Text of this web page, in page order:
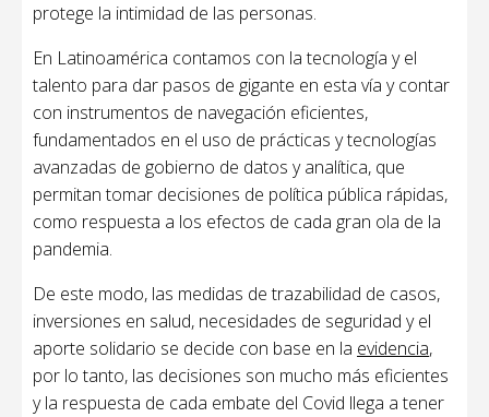
protege la intimidad de las personas.
En Latinoamérica contamos con la tecnología y el
talento para dar pasos de gigante en esta vía y contar
con instrumentos de navegación eficientes,
fundamentados en el uso de prácticas y tecnologías
avanzadas de gobierno de datos y analítica, que
permitan tomar decisiones de política pública rápidas,
como respuesta a los efectos de cada gran ola de la
pandemia.
De este modo, las medidas de trazabilidad de casos,
inversiones en salud, necesidades de seguridad y el
aporte solidario se decide con base en la evidencia,
por lo tanto, las decisiones son mucho más eficientes
y la respuesta de cada embate del Covid llega a tener